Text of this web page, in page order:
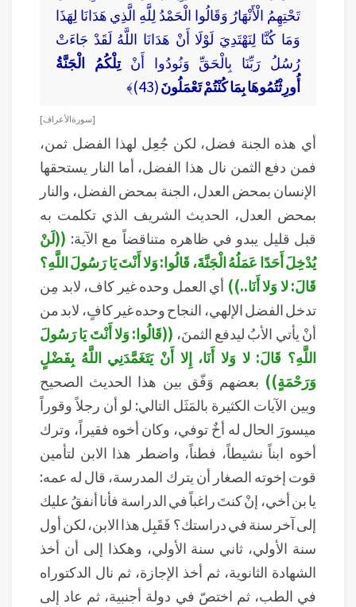
تَحْتِهِمُ الْأَنْهَارُ وَقَالُوا الْحَمْدُ لِلَّهِ الَّذِي هَدَانَا لِهَذَا
وَمَا كُنَّا لِنَهْتَدِيَ لَوْلَا أَنْ هَدَانَا اللَّهُ لَقَدْ جَاءَتْ
رُسُلُ رَبِّنَا بِالْحَقِّ وَنُودُوا أَنْتِلْكُمُ الْجَنَّةُ
أُورِثْتُمُوهَا بِمَا كُنْتُمْ تَعْمَلُونَ(43)﴾
[ سورة الأعراف ]
أي هذه الجنة فضل، لكن جُعِل لهذا الفضل ثمن،
فمن دفع الثمن نال هذا الفضل، أما النار يستحقها
الإنسان بمحض العدل، الجنة بمحض الفضل، والنار
بمحض العدل، الحديث الشريف الذي تكلمت به
قبل قليل يبدو في ظاهره متناقضاً مع الآية: ((لَنْ
يُدْخِلَ أَحَدًا عَمَلُهُ الْجَنَّةَ، قَالُوا: وَلا أَنْتَ يَا رَسُولَ اللَّهِ؟
قَالَ: لا وَلا أَنَا..)) أي العمل وحده غير كاف، لابد مِن
تدخل الفضل الإلهي، النجاح وحده غير كافٍ، لابد من
أنْ يأتي الأبُ ليدفع الثمنَ، ((قَالُوا: وَلا أَنْتَ يَا رَسُولَ
اللَّهِ؟ قَالَ: لا وَلا أَنَا، إِلا أَنْ يَتَغَمَّدَنِي اللَّهُ بِفَضْلٍ
وَرَحْمَةٍ)) بعضهم وَفّق بين هذا الحديث الصحيح
وبين الآيات الكثيرة بالمَثَل التالي: لو أن رجلاً وقوراً
ميسورَ الحال له أخٌ توفي، وكان أخوه فقيراً، وترك
أخوه ابناً نشيطاً، فطناً، واضطر هذا الابن لتأمين
قوت إخوته الصغار أن يترك المدرسة، قال له عمه:
يا بن أخي، إنْ كنتَ راغباً في الدراسة فأنا أنفقُ عليك
إلى آخر سنة في دراستك؟ فَقَبِل هذا الابن، لكن أول
سنة الأولي، ثاني سنة الأولي، وهكذا إلى أن أخذ
الشهادة الثانوية، ثم أخذ الإجازة، ثم نال الدكتوراه
في الطب، ثم اختصّ في دولة أجنبية، ثم عاد إلى